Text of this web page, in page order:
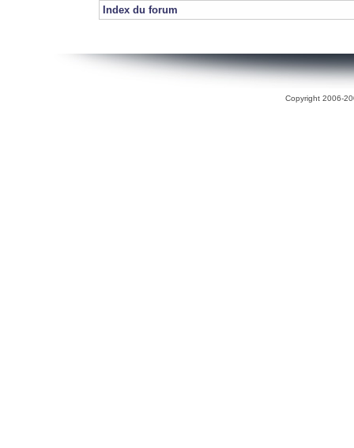
Index du forum
Copyright 2006-